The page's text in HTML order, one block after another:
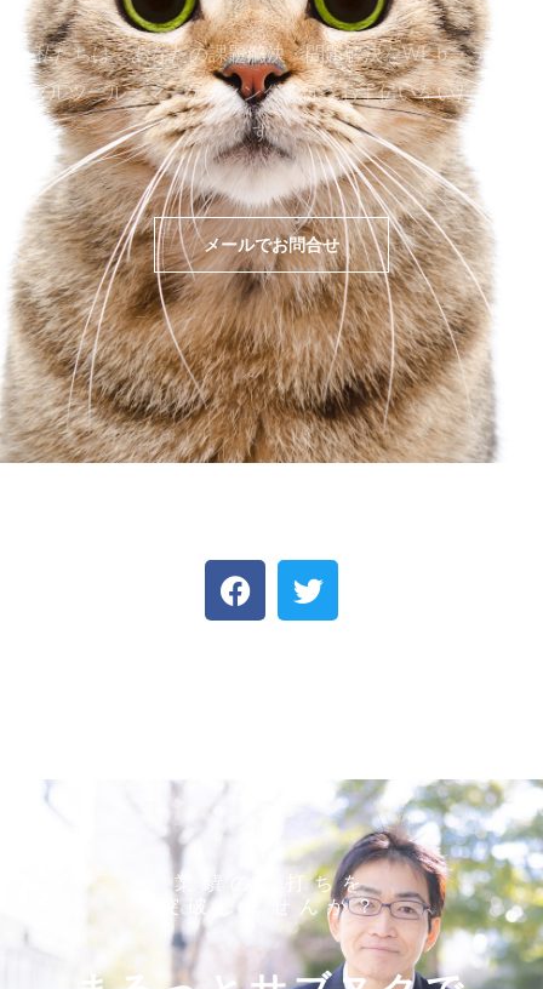
私たちは、あなたの課題解決・問題解決をWEｂ・デジ
タルツール・マーケティングで行うお手伝いをいたしま
す。
メールでお問合せ
業績の頭打ちを
突破しませんか？